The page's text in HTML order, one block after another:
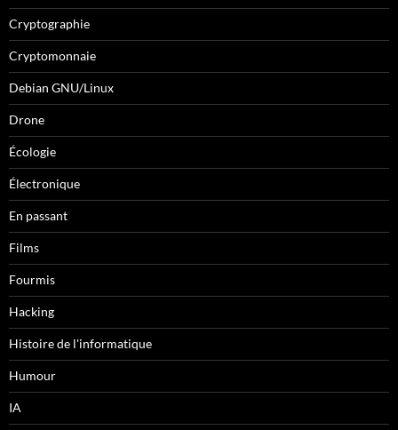
Cryptographie
Cryptomonnaie
Debian GNU/Linux
Drone
Écologie
Électronique
En passant
Films
Fourmis
Hacking
Histoire de l'informatique
Humour
IA